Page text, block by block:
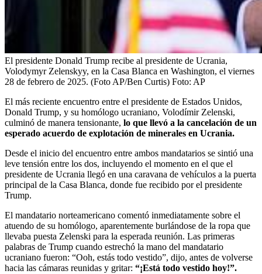
El presidente Donald Trump recibe al presidente de Ucrania,
Volodymyr Zelenskyy, en la Casa Blanca en Washington, el viernes
28 de febrero de 2025. (Foto AP/Ben Curtis) Foto: AP
El más reciente encuentro entre el presidente de Estados Unidos,
Donald Trump, y su homólogo ucraniano, Volodímir Zelenski,
culminó de manera tensionante, lo que llevó a la cancelación de un
esperado acuerdo de explotación de minerales en Ucrania.
Desde el inicio del encuentro entre ambos mandatarios se sintió una
leve tensión entre los dos, incluyendo el momento en el que el
presidente de Ucrania llegó en una caravana de vehículos a la puerta
principal de la Casa Blanca, donde fue recibido por el presidente
Trump.
El mandatario norteamericano comentó inmediatamente sobre el
atuendo de su homólogo, aparentemente burlándose de la ropa que
llevaba puesta Zelenski para la esperada reunión. Las primeras
palabras de Trump cuando estrechó la mano del mandatario
ucraniano fueron: “Ooh, estás todo vestido”, dijo, antes de volverse
hacia las cámaras reunidas y gritar: “¡Está todo vestido hoy!”.